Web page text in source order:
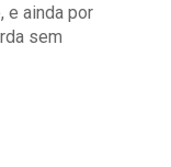
e ainda por
sem